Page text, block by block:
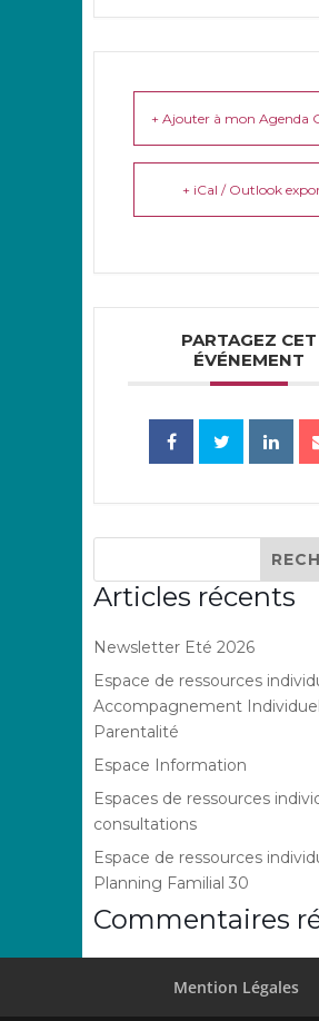
+ Ajouter à mon Agenda
+ iCal / Outlook
PARTAGEZ CET
ÉVÉNEMENT
Articles récents
Newsletter Eté 2026
Espace de ressources
Accompagnement Individuel
Parentalité
Espace Information
Espaces de ressources
consultations
Espace de ressources
Planning Familial 30
Commentaires
Mention Légales